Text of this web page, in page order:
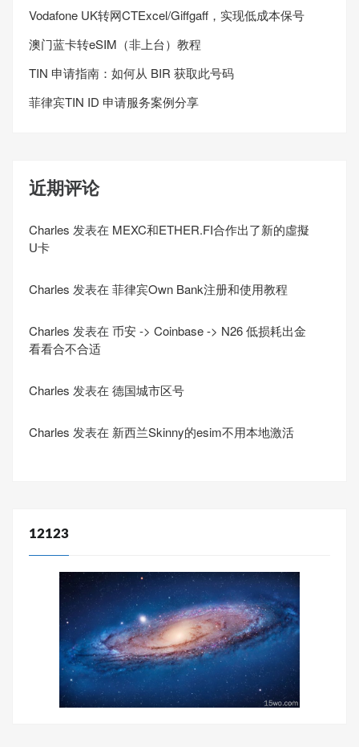
Vodafone UK转网CTExcel/Giffgaff，实现低成本保号
澳门蓝卡转eSIM（非上台）教程
TIN 申请指南：如何从 BIR 获取此号码
菲律宾TIN ID 申请服务案例分享
近期评论
Charles 发表在 MEXC和ETHER.FI合作出了新的虛擬
U卡
Charles 发表在 菲律宾Own Bank注册和使用教程
Charles 发表在 币安 -> Coinbase -> N26 低损耗出金
看看合不合适
Charles 发表在 德国城市区号
Charles 发表在 新西兰Skinny的esim不用本地激活
12123